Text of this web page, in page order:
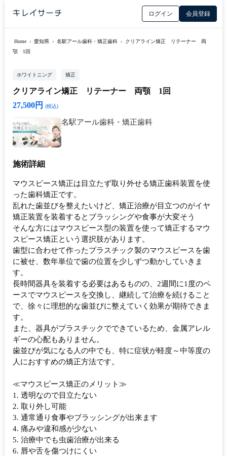
ログイン 会員登録
Home › 愛知県 › 名駅アール歯科・矯正歯科 ›
クリアライン矯正 リテーナー 両
顎 1回
ホワイトニング 矯正
クリアライン矯正 リテーナー 両顎 1回
27,500円
(税込)
名駅アール歯科・矯正歯科
施術詳細
マウスピース矯正は目立たず取り外せる矯正歯科装置を使
った歯科矯正です。
乱れた歯並びを整えたいけど、矯正治療が目立つのがイヤ
矯正装置を装着するとブラッシングや食事が大変そう
そんな方にはマウスピース型の装置を使って矯正するマウ
スピース矯正という選択肢があります。
歯型に合わせて作ったプラスチック製のマウスピースを歯
に被せ、数年単位で歯の位置を少しずつ動かしていきま
す。
長時間器具を装着する必要はあるものの、2週間に1度のペ
ースでマウスピースを交換し、継続して治療を続けること
で、徐々に理想的な歯並びに整えていく効果が期待できま
す。
また、器具がプラスチックでできているため、金属アレル
ギーの心配もありません。
歯並びが気になる人の中でも、特に症状が軽度～中等度の
人におすすめの矯正方法です。
≪マウスピース矯正のメリット≫
1. 透明なので目立たない
2. 取り外し可能
3. 通常通り食事やブラッシングが出来ます
4. 痛みや違和感が少ない
5. 治療中でも虫歯治療が出来る
6. 唇や舌を傷つけにくい